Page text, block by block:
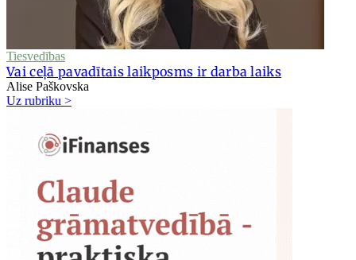
Tiesvedības
Vai ceļā pavadītais laikposms ir darba laiks
Alise Paškovska
Uz rubriku >